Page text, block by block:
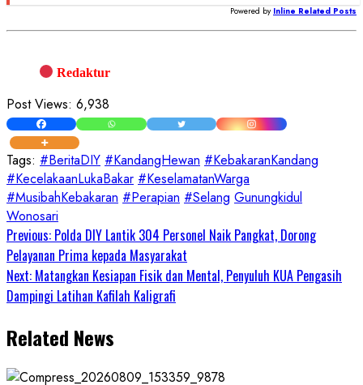
Powered by Inline Related Posts
Redaktur
Post Views: 6,938
Tags: #BeritaDIY #KandangHewan #KebakaranKandang
#KecelakaanLukaBakar #KeselamatanWarga
#MusibahKebakaran #Perapian #Selang Gunungkidul
Wonosari
Continue
Reading
Previous: Polda DIY Lantik 304 Personel Naik Pangkat, Dorong
Pelayanan Prima kepada Masyarakat
Next: Matangkan Kesiapan Fisik dan Mental, Penyuluh KUA Pengasih
Dampingi Latihan Kafilah Kaligrafi
Related News